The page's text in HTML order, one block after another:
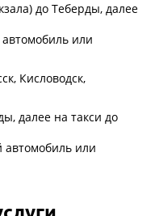
до Теберды, далее
или
Кисловодск,
далее на такси до
автомобиль или